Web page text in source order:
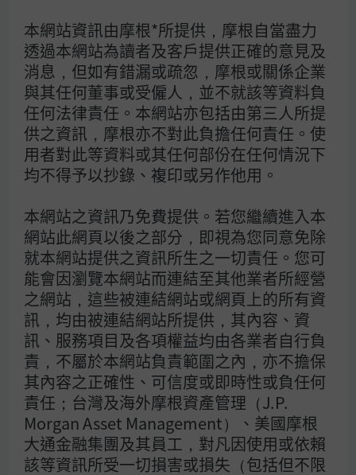
本網站資訊由摩根*所提供，摩根自當盡力
透過本網站為讀者及客戶提供正確的意見及
消息，但如有錯漏或疏忽，摩根或關係企業
與其任何董事或受僱人，並不就該等資料負
任何法律責任。本網站亦包括由第三人所提
供之資訊，摩根亦不對此負擔任何責任。使
用者對此等資料或其任何部份在任何情況下
均不得予以抄錄、複印或另作他用。
本網站之資訊乃免費提供。若您繼續進入本
網站此網頁以後之部分，即視為您同意免除
就本網站提供之資訊所生之一切責任。您可
能會因瀏覽本網站而連結至其他業者所經營
之網站，這些被連結網站或網頁上的所有資
訊，均由被連結網站所提供，其內容、資
訊、服務項目及各項權益均由各業者自行負
責，不屬於本網站負責範圍之內，亦不擔保
其內容之正確性、可信度或即時性或負任何
責任；台灣及海外摩根資產管理（J.P.
Morgan Asset Management）、美國摩根
大通金融集團及其員工，對凡因使用或依賴
該等資訊所受一切損害或損失（包括但不限
成基金之單位淨資產價值之減少。
申購手續費屬後
收型之摩根境外基金，手續費雖可遞延收取，惟每
年仍需支付1%的分銷費，已反映於每日基金淨資
產價值，可能造成實際負擔費用增加。投資人申購
本基金係持有基金受益憑證，而非本文提及之投資
資產或標的。投資人應留意衍生性工具/證券相關
商品等槓桿投資策略所可能產生之投資風險（詳見
公開說明書或投資人須知）。
本公司自當盡力提供正確的資訊，但文中之數據、
更，本公司與其關係企業及各該董事、監察人、受
僱人，對此不 負任何法律責任。投資人如欲進行投
資，應自行判斷投資標的、投資風險，承擔投資損
益結果，不應將本資料引為投資之唯一依據。在適
用法律允許的範圍內，本公司可進行電話錄音及監
測電子通訊，以履行本公司的法律和監管義務以及
遵守內部政策。本公司將根據我們的隱私權政策
（https://am.jpmorgan.com/tw/zh/asset-
management/per/privacy-statement/）收集、
儲存及處理個人資料。
摩根網站為摩根資產管理在台灣之入口網站：國
內、境外基金交易服務由摩根投信提供。本網站內
容之所有權利為摩根資產管理集團所有，任何人未